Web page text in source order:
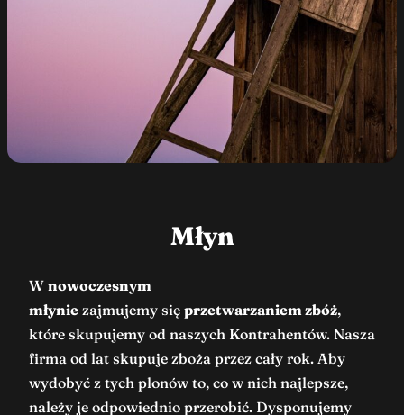
Młyn
W nowoczesnym
młynie zajmujemy się przetwarzaniem zbóż,
które skupujemy od naszych Kontrahentów. Nasza
firma od lat skupuje zboża przez cały rok. Aby
wydobyć z tych plonów to, co w nich najlepsze,
należy je odpowiednio przerobić. Dysponujemy